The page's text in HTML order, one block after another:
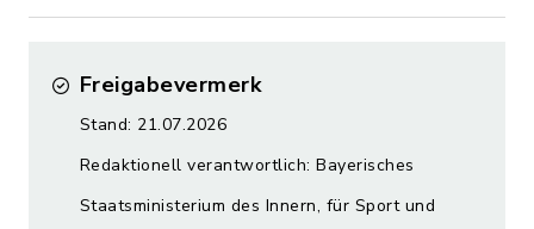
Freigabevermerk
Stand: 21.07.2026
Redaktionell verantwortlich: Bayerisches
Staatsministerium des Innern, für Sport und